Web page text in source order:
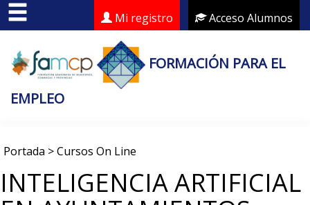
Acceso Alumnos
Mi registro
FORMACIÓN PARA EL
EMPLEO
Portada >Cursos On Line
INTELIGENCIA ARTIFICIAL